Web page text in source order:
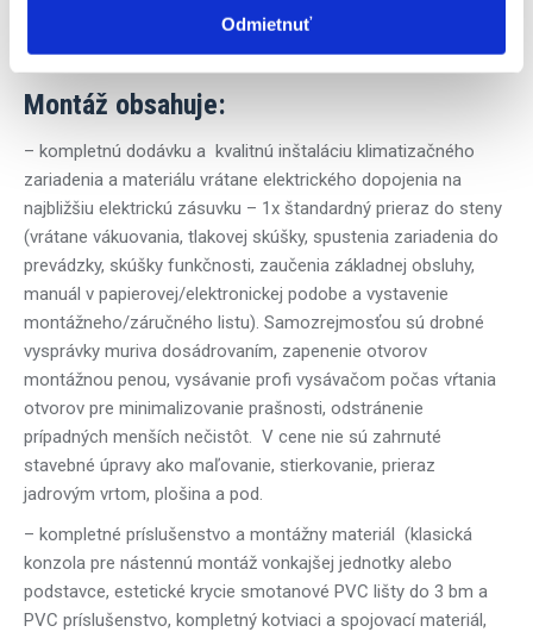
Odmietnuť
displejom a nastavovateľným týždenným časovačom v
čiernom a čiernobielom vyhotovení
Montáž obsahuje:
– kompletnú dodávku a kvalitnú inštaláciu klimatizačného
zariadenia a materiálu vrátane elektrického dopojenia na
najbližšiu elektrickú zásuvku – 1x štandardný prieraz do steny
(vrátane vákuovania, tlakovej skúšky, spustenia zariadenia do
prevádzky, skúšky funkčnosti, zaučenia základnej obsluhy,
manuál v papierovej/elektronickej podobe a vystavenie
montážneho/záručného listu). Samozrejmosťou sú drobné
vysprávky muriva dosádrovaním, zapenenie otvorov
montážnou penou, vysávanie profi vysávačom počas vŕtania
otvorov pre minimalizovanie prašnosti, odstránenie
prípadných menších nečistôt.
V cene nie sú zahrnuté
stavebné úpravy ako maľovanie, stierkovanie, prieraz
jadrovým vrtom, plošina a pod.
– kompletné príslušenstvo a montážny materiál (klasická
konzola pre nástennú montáž vonkajšej jednotky alebo
podstavce, estetické krycie smotanové PVC lišty do 3 bm a
PVC príslušenstvo, kompletný kotviaci a spojovací materiál,